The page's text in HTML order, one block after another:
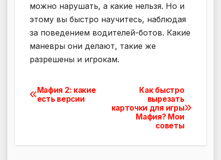
можно нарушать, а какие нельзя. Но и
этому вы быстро научитесь, наблюдая
за поведением водителей-ботов. Какие
маневры они делают, такие же
разрешены и игрокам.
Навигация
Как быстро
вырезать
карточки для игры
Мафия? Мои
советы
Мафия 2: какие
есть версии